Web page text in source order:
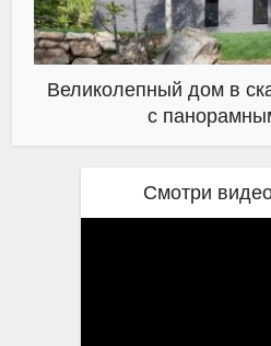
Великолепный дом в
с
Смотри